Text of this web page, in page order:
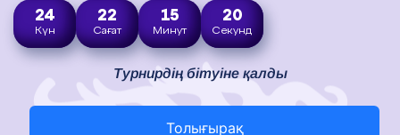
24
Күн
22
Сағат
15
Минут
19
Секунд
Турнирдің бітуіне қалды
Толығырақ